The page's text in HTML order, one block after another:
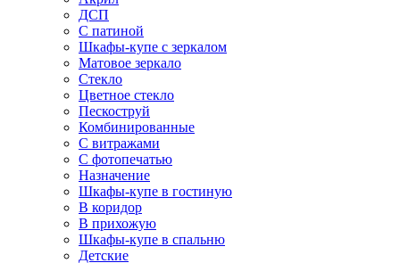
ДСП
С патиной
Шкафы-купе с зеркалом
Матовое зеркало
Стекло
Цветное стекло
Пескоструй
Комбинированные
С витражами
С фотопечатью
Назначение
Шкафы-купе в гостиную
В коридор
В прихожую
Шкафы-купе в спальню
Детские